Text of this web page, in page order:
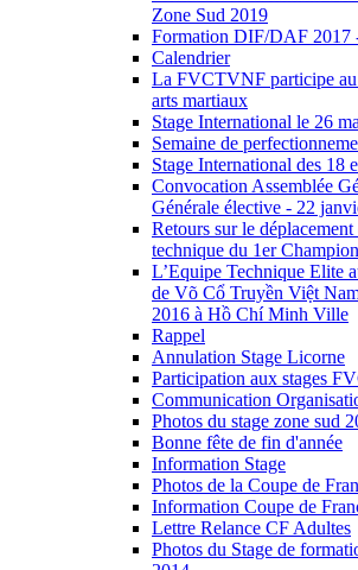
Zone Sud 2019
Formation DIF/DAF 2017
Calendrier
La FVCTVNF participe au
arts martiaux
Stage International le 26
Semaine de
Stage International des 18
Convocation Assemblée
Générale élective - 22
Retours sur le
technique du 1er
L’Equipe Technique Elite
de Võ Cổ Truyền Việt
2016 à Hồ Chí Minh Ville
Rappel
Annulation Stage Licorne
Participation aux stages
Communication
Photos du stage zone sud
Bonne fête de fin d'année
Information Stage
Photos de la Coupe de
Information Coupe de
Lettre Relance CF Adultes
Photos du Stage de